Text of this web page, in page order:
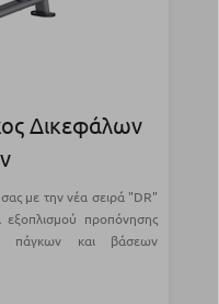
Δικεφάλων
με την νέα σειρά "DR"
προπόνησης
πάγκων και βάσεων